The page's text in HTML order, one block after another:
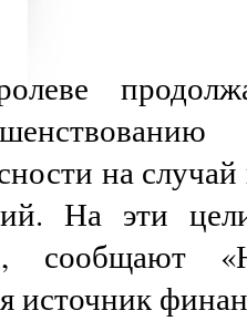
на
На эти
сообщают
источник